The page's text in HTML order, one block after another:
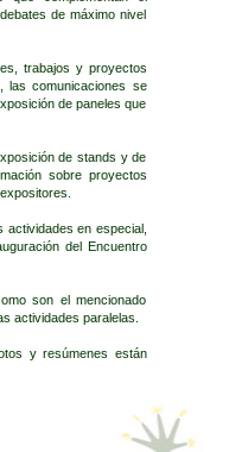
de máximo nivel
trabajos y proyectos
las comunicaciones se
de paneles que
de stands y de
sobre proyectos
en especial,
del Encuentro
son el mencionado
actividades paralelas.
y resúmenes están